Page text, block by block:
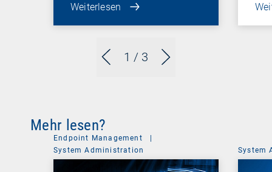
1 / 3
Weiterlesen
Mehr lesen?
Endpoint Management
System Administration
System